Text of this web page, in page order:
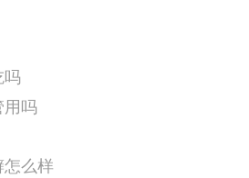
吗
用吗
怎么样